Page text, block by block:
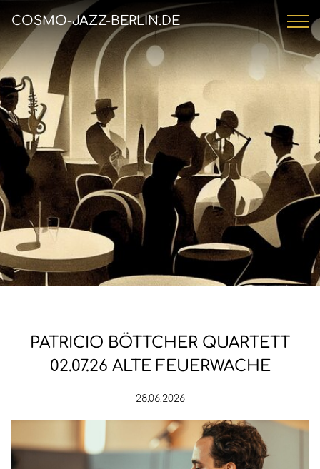
COSMO-JAZZ-BERLIN.DE
PATRICIO BÖTTCHER QUARTETT
02.07.26 ALTE FEUERWACHE
28.06.2026